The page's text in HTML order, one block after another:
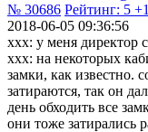
№ 30686 Рейтинг: 5 +1
2018-06-05 09:36:56
xxx: у меня директор
xxx: на некоторых
замки, как известно.
затираются, так он
день обходить все
они тоже затирались